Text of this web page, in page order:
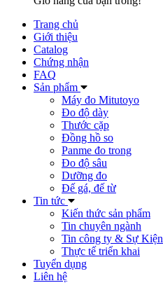
Trang chủ
Giới thiệu
Catalog
Chứng nhận
FAQ
Sản phẩm
Máy đo Mitutoyo
Đo độ dày
Thước cặp
Đồng hồ so
Panme đo trong
Đo độ sâu
Dưỡng đo
Đế gá, đế từ
Tin tức
Kiến thức sản phẩm
Tin chuyên ngành
Tin công ty & Sự Kiện
Thực tế triển khai
Tuyển dụng
Liên hệ